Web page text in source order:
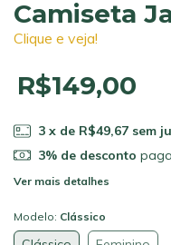
Camiseta
Clique e veja!
R$149,00
3 x de R$49,67 sem
3% de desconto
Ver mais detalhes
Modelo: Clássico